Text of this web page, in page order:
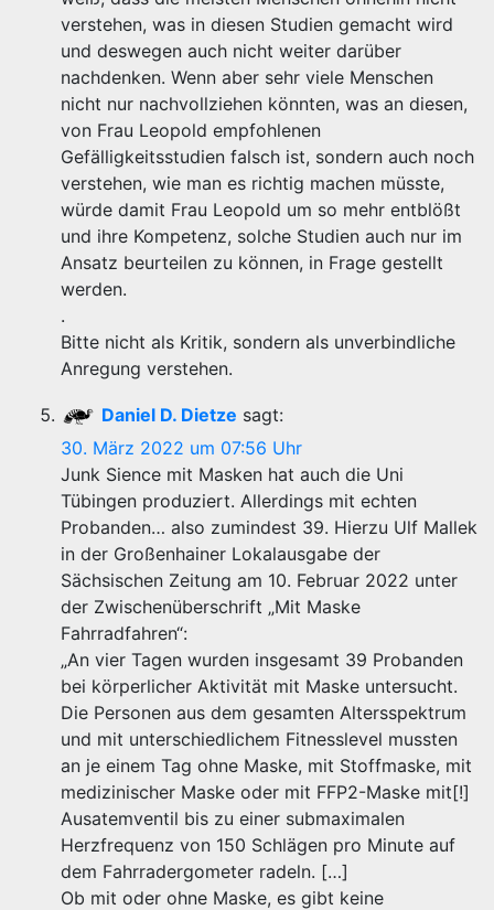
verstehen, was in diesen Studien gemacht wird
und deswegen auch nicht weiter darüber
nachdenken. Wenn aber sehr viele Menschen
nicht nur nachvollziehen könnten, was an diesen,
von Frau Leopold empfohlenen
Gefälligkeitsstudien falsch ist, sondern auch noch
verstehen, wie man es richtig machen müsste,
würde damit Frau Leopold um so mehr entblößt
und ihre Kompetenz, solche Studien auch nur im
Ansatz beurteilen zu können, in Frage gestellt
werden.
.
Bitte nicht als Kritik, sondern als unverbindliche
Anregung verstehen.
Daniel D. Dietze sagt:
30. März 2022 um 07:56 Uhr
Junk Sience mit Masken hat auch die Uni
Tübingen produziert. Allerdings mit echten
Probanden… also zumindest 39. Hierzu Ulf Mallek
in der Großenhainer Lokalausgabe der
Sächsischen Zeitung am 10. Februar 2022 unter
der Zwischenüberschrift „Mit Maske
Fahrradfahren“:
„An vier Tagen wurden insgesamt 39 Probanden
bei körperlicher Aktivität mit Maske untersucht.
Die Personen aus dem gesamten Altersspektrum
und mit unterschiedlichem Fitnesslevel mussten
an je einem Tag ohne Maske, mit Stoffmaske, mit
medizinischer Maske oder mit FFP2-Maske mit[!]
Ausatemventil bis zu einer submaximalen
Herzfrequenz von 150 Schlägen pro Minute auf
dem Fahrradergometer radeln. […]
Ob mit oder ohne Maske, es gibt keine